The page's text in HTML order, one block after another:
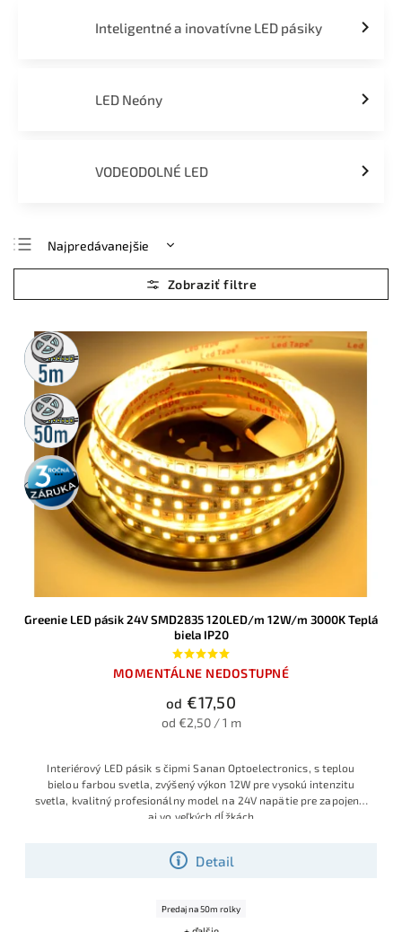
Inteligentné a inovatívne LED pásiky
LED Neóny
VODEODOLNÉ LED
Najpredávanejšie
Najlacnejšie
Najdrahšie
Abecedne
5m
rolka
50m
rolka
3 roky
záruka
Greenie LED pásik 24V SMD2835 120LED/m 12W/m 3000K Teplá
biela IP20
MOMENTÁLNE NEDOSTUPNÉ
od €17,50
od €2,50 / 1 m
Detail
Interiérový LED pásik s čipmi Sanan Optoelectronics, s teplou
bielou farbou svetla, zvýšený výkon 12W pre vysokú intenzitu
svetla, kvalitný profesionálny model na 24V napätie pre zapojenie
aj vo veľkých dĺžkách
Predaj na 50m rolky